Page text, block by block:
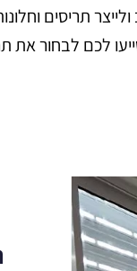
תריסים
לכם לבחור את